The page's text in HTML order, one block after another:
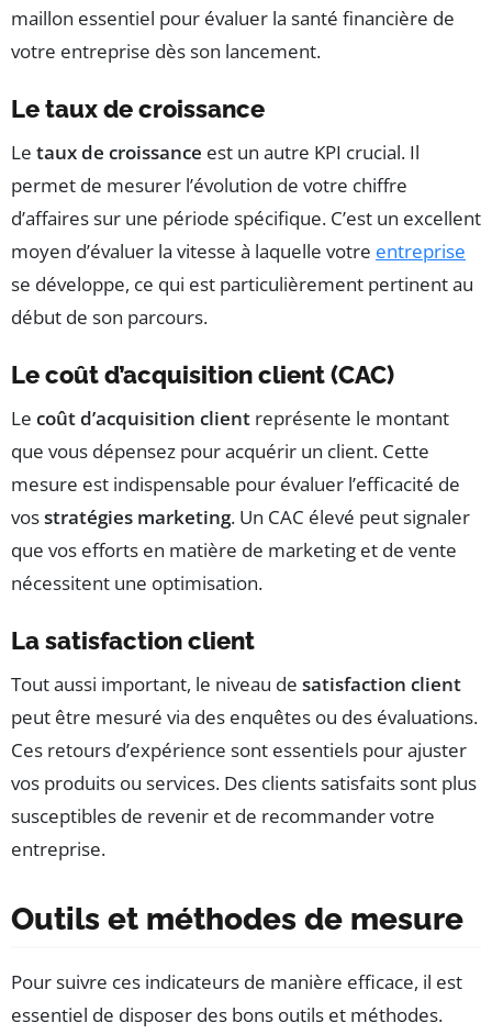
maillon essentiel pour évaluer la santé financière de
votre entreprise dès son lancement.
Le taux de croissance
Le taux de croissance est un autre KPI crucial. Il
permet de mesurer l’évolution de votre chiffre
d’affaires sur une période spécifique. C’est un excellent
moyen d’évaluer la vitesse à laquelle votre entreprise
se développe, ce qui est particulièrement pertinent au
début de son parcours.
Le coût d’acquisition client (CAC)
Le coût d’acquisition client représente le montant
que vous dépensez pour acquérir un client. Cette
mesure est indispensable pour évaluer l’efficacité de
vosstratégies marketing. Un CAC élevé peut signaler
que vos efforts en matière de marketing et de vente
nécessitent une optimisation.
La satisfaction client
Tout aussi important, le niveau de satisfaction client
peut être mesuré via des enquêtes ou des évaluations.
Ces retours d’expérience sont essentiels pour ajuster
vos produits ou services. Des clients satisfaits sont plus
susceptibles de revenir et de recommander votre
entreprise.
Outils et méthodes de mesure
Pour suivre ces indicateurs de manière efficace, il est
essentiel de disposer des bons outils et méthodes.